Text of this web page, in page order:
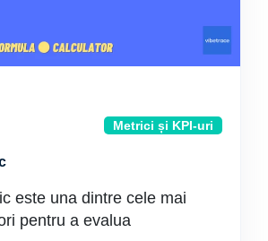
Metrici și KPI-uri
este una dintre cele mai
pentru a evalua